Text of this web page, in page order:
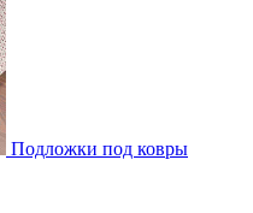
Подложки под ковры